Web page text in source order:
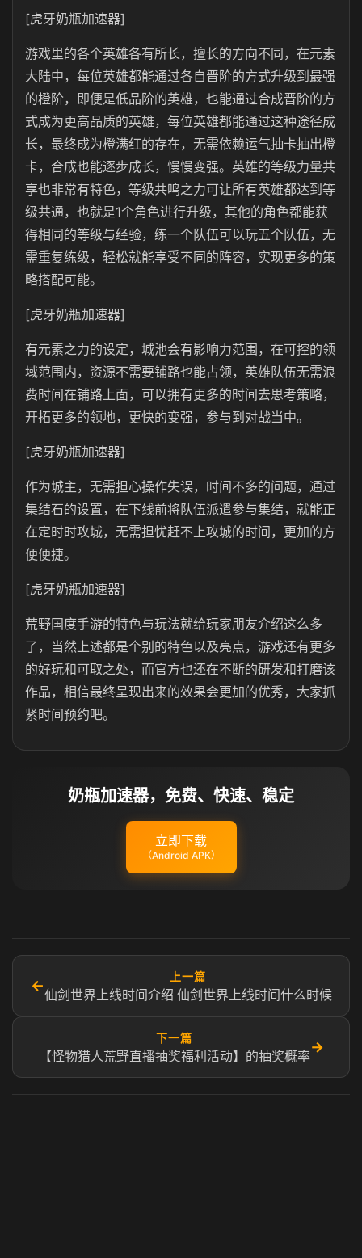
[虎牙奶瓶加速器]
游戏里的各个英雄各有所长，擅长的方向不同，在元素
大陆中，每位英雄都能通过各自晋阶的方式升级到最强
的橙阶，即便是低品阶的英雄，也能通过合成晋阶的方
式成为更高品质的英雄，每位英雄都能通过这种途径成
长，最终成为橙满红的存在，无需依赖运气抽卡抽出橙
卡，合成也能逐步成长，慢慢变强。英雄的等级力量共
享也非常有特色，等级共鸣之力可让所有英雄都达到等
级共通，也就是1个角色进行升级，其他的角色都能获
得相同的等级与经验，练一个队伍可以玩五个队伍，无
需重复练级，轻松就能享受不同的阵容，实现更多的策
略搭配可能。
[虎牙奶瓶加速器]
有元素之力的设定，城池会有影响力范围，在可控的领
域范围内，资源不需要铺路也能占领，英雄队伍无需浪
费时间在铺路上面，可以拥有更多的时间去思考策略，
开拓更多的领地，更快的变强，参与到对战当中。
[虎牙奶瓶加速器]
作为城主，无需担心操作失误，时间不多的问题，通过
集结石的设置，在下线前将队伍派遣参与集结，就能正
在定时时攻城，无需担忧赶不上攻城的时间，更加的方
便便捷。
[虎牙奶瓶加速器]
荒野国度手游的特色与玩法就给玩家朋友介绍这么多
了，当然上述都是个别的特色以及亮点，游戏还有更多
的好玩和可取之处，而官方也还在不断的研发和打磨该
作品，相信最终呈现出来的效果会更加的优秀，大家抓
紧时间预约吧。
奶瓶加速器，免费、快速、稳定
立即下载
（Android APK）
←
上一篇
仙剑世界上线时间介绍 仙剑世界上线时间什么时候
下一篇
【怪物猎人荒野直播抽奖福利活动】的抽奖概率
→